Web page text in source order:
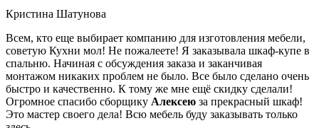
Кристина Шатунова
Всем, кто еще выбирает компанию для изготовления мебели,
советую Кухни мол! Не пожалеете! Я заказывала шкаф-купе в
спальню. Начиная с обсуждения заказа и заканчивая
монтажом никаких проблем не было. Все было сделано очень
быстро и качественно. К тому же мне ещё скидку сделали!
Огромное спасибо сборщику Алексею за прекрасный шкаф!
Это мастер своего дела! Всю мебель буду заказывать только